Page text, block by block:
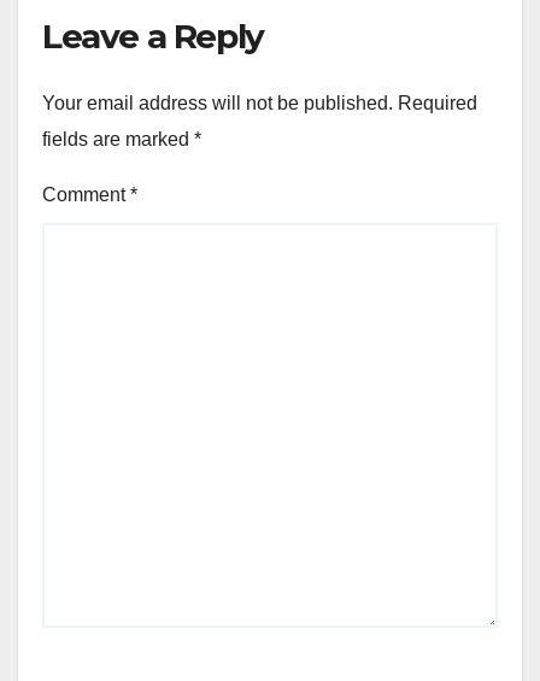
Leave a Reply
Your email address will not be published. Required
fields are marked *
Comment*